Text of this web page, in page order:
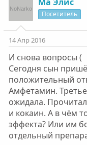
Посетитель
14 Апр 2016
И снова вопросы (
Сегодня сын
положительный
Амфетамин.
ожидала.
и кокаин. А в чём
эффекта? Или им
отдельный